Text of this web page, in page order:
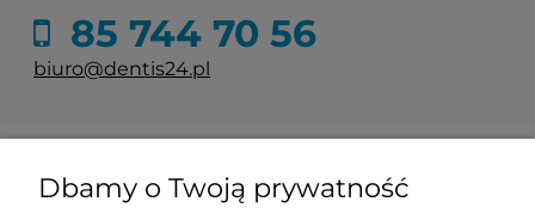
85 744 70 56
biuro@dentis24.pl
Dbamy o Twoją prywatność